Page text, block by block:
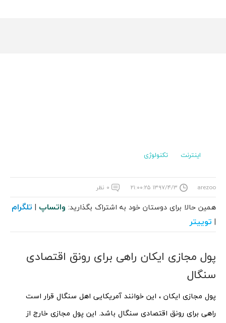
اینترنت تکنولوژی
arezoo ۱۳۹۷/۴/۳ ۲۱:۰۰:۲۵ ۰ نظر
همین حالا برای دوستان خود به اشتراک بگذارید: واتساپ | تلگرام
| توییتر
پول مجازی ایکان راهی برای رونق اقتصادی
سنگال
پول مجازی ایکان ، این خوانند آمریکایی اهل سنگال قرار است
راهی برای رونق اقتصادی سنگال باشد. این پول مجازی خارج از